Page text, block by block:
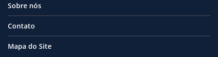
Sobre nós
Contato
Mapa do Site